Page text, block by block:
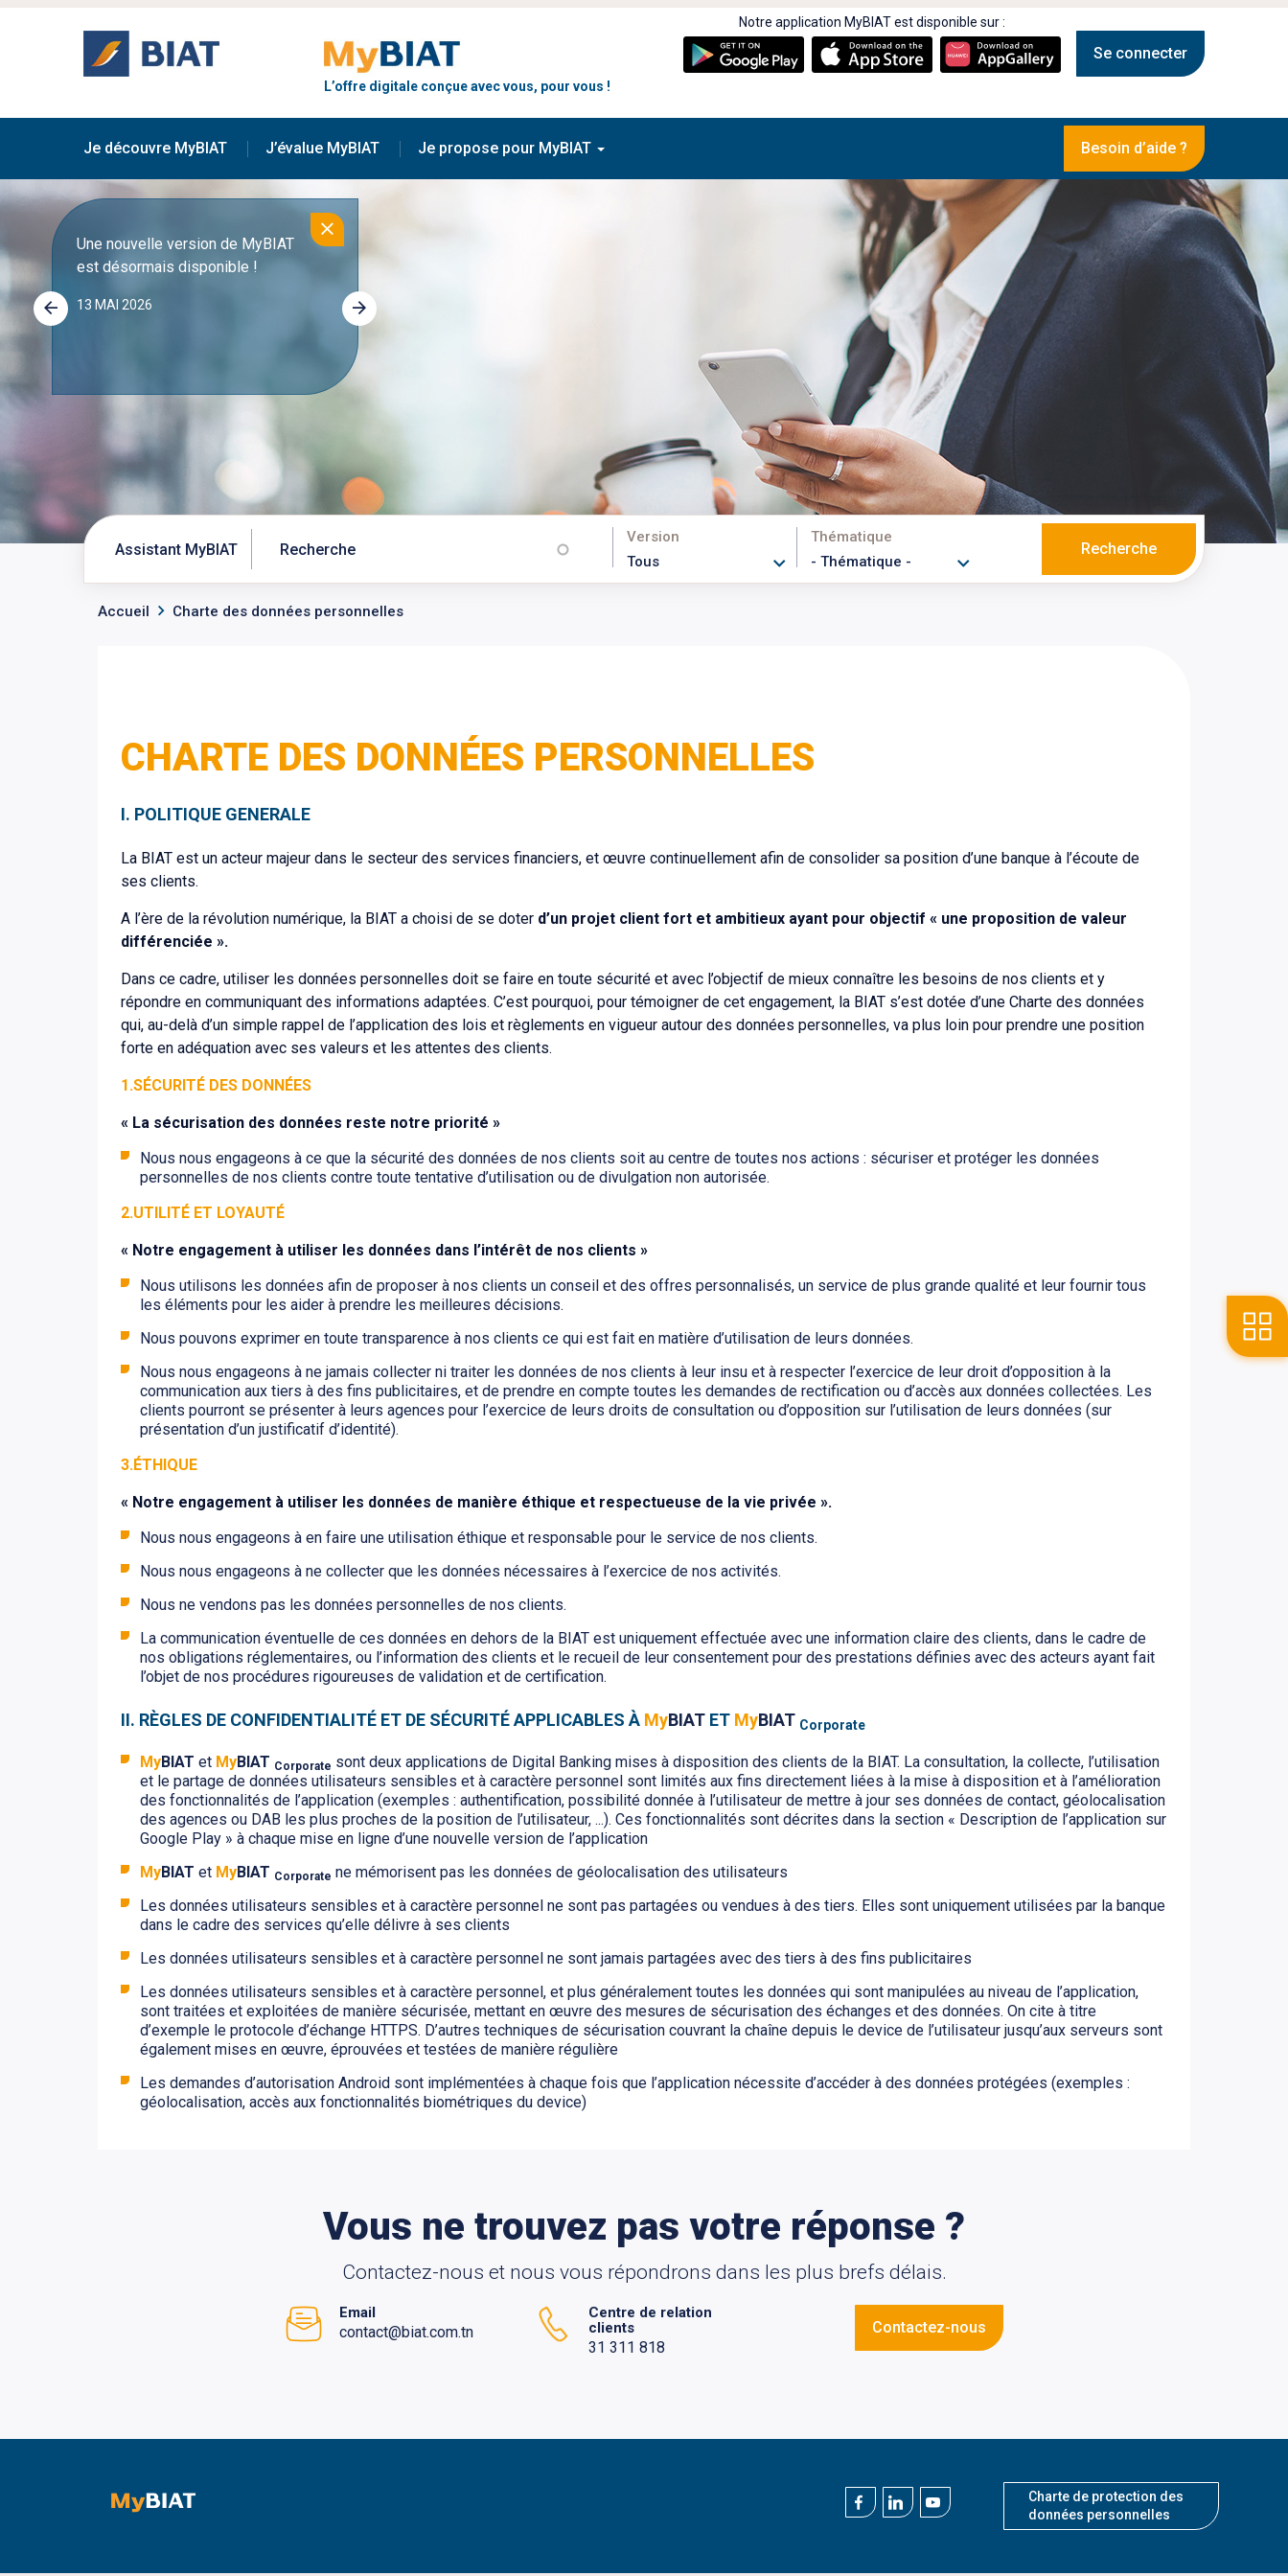
L’offre digitale conçue avec vous, pour vous !
Se connecter
Notre application MyBIAT est disponible sur :
navigation
Je découvre MyBIAT J’évalue MyBIAT Je propose pour MyBIAT Besoin d’aide ?
Une nouvelle version de MyBIAT
est désormais disponible !
13 MAI 2026
fonctionnalités de MyBIAT !
Jeu Concours MyBIAT 2024 :
Félicitations aux gagnants!
02 DÉC 2024
Assistant MyBIAT
Version Thématique
Recherche
Accueil Charte des données personnelles
CHARTE DES DONNÉES PERSONNELLES
I. POLITIQUE GENERALE
La BIAT est un acteur majeur dans le secteur des services financiers, et œuvre continuellement afin de consolider sa position d’une banque à l’écoute de
ses clients.
A l’ère de la révolution numérique, la BIAT a choisi de se doter d’un projet client fort et ambitieux ayant pour objectif « une proposition de valeur
différenciée ».
Dans ce cadre, utiliser les données personnelles doit se faire en toute sécurité et avec l’objectif de mieux connaître les besoins de nos clients et y
répondre en communiquant des informations adaptées. C’est pourquoi, pour témoigner de cet engagement, la BIAT s’est dotée d’une Charte des données
qui, au-delà d’un simple rappel de l’application des lois et règlements en vigueur autour des données personnelles, va plus loin pour prendre une position
forte en adéquation avec ses valeurs et les attentes des clients.
1.SÉCURITÉ DES DONNÉES
« La sécurisation des données reste notre priorité »
Nous nous engageons à ce que la sécurité des données de nos clients soit au centre de toutes nos actions : sécuriser et protéger les données
personnelles de nos clients contre toute tentative d’utilisation ou de divulgation non autorisée.
2.UTILITÉ ET LOYAUTÉ
« Notre engagement à utiliser les données dans l’intérêt de nos clients »
Nous utilisons les données afin de proposer à nos clients un conseil et des offres personnalisés, un service de plus grande qualité et leur fournir tous
les éléments pour les aider à prendre les meilleures décisions.
Nous pouvons exprimer en toute transparence à nos clients ce qui est fait en matière d’utilisation de leurs données.
Nous nous engageons à ne jamais collecter ni traiter les données de nos clients à leur insu et à respecter l’exercice de leur droit d’opposition à la
communication aux tiers à des fins publicitaires, et de prendre en compte toutes les demandes de rectification ou d’accès aux données collectées. Les
clients pourront se présenter à leurs agences pour l’exercice de leurs droits de consultation ou d’opposition sur l’utilisation de leurs données (sur
présentation d’un justificatif d’identité).
3.ÉTHIQUE
« Notre engagement à utiliser les données de manière éthique et respectueuse de la vie privée ».
Nous nous engageons à en faire une utilisation éthique et responsable pour le service de nos clients.
Nous nous engageons à ne collecter que les données nécessaires à l’exercice de nos activités.
Nous ne vendons pas les données personnelles de nos clients.
La communication éventuelle de ces données en dehors de la BIAT est uniquement effectuée avec une information claire des clients, dans le cadre de
nos obligations réglementaires, ou l’information des clients et le recueil de leur consentement pour des prestations définies avec des acteurs ayant fait
l’objet de nos procédures rigoureuses de validation et de certification.
II. RÈGLES DE CONFIDENTIALITÉ ET DE SÉCURITÉ APPLICABLES À MyBIAT ET MyBIAT Corporate
MyBIAT et MyBIAT Corporate sont deux applications de Digital Banking mises à disposition des clients de la BIAT. La consultation, la collecte, l’utilisation
et le partage de données utilisateurs sensibles et à caractère personnel sont limités aux fins directement liées à la mise à disposition et à l’amélioration
des fonctionnalités de l’application (exemples : authentification, possibilité donnée à l’utilisateur de mettre à jour ses données de contact, géolocalisation
des agences ou DAB les plus proches de la position de l’utilisateur, ...). Ces fonctionnalités sont décrites dans la section « Description de l’application sur
Google Play » à chaque mise en ligne d’une nouvelle version de l’application
MyBIAT et MyBIAT Corporate ne mémorisent pas les données de géolocalisation des utilisateurs
Les données utilisateurs sensibles et à caractère personnel ne sont pas partagées ou vendues à des tiers. Elles sont uniquement utilisées par la banque
dans le cadre des services qu’elle délivre à ses clients
Les données utilisateurs sensibles et à caractère personnel ne sont jamais partagées avec des tiers à des fins publicitaires
Les données utilisateurs sensibles et à caractère personnel, et plus généralement toutes les données qui sont manipulées au niveau de l’application,
sont traitées et exploitées de manière sécurisée, mettant en œuvre des mesures de sécurisation des échanges et des données. On cite à titre
d’exemple le protocole d’échange HTTPS. D’autres techniques de sécurisation couvrant la chaîne depuis le device de l’utilisateur jusqu’aux serveurs sont
également mises en œuvre, éprouvées et testées de manière régulière
Les demandes d’autorisation Android sont implémentées à chaque fois que l’application nécessite d’accéder à des données protégées (exemples :
géolocalisation, accès aux fonctionnalités biométriques du device)
Vous ne trouvez pas votre réponse ?
Contactez-nous et nous vous répondrons dans les plus brefs délais.
Email
contact@biat.com.tn
Centre de relation
clients
31 311 818
Contactez-nous
Charte de protection des
données personnelles